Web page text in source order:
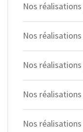
Nos
Nos
Nos
Nos
Nos